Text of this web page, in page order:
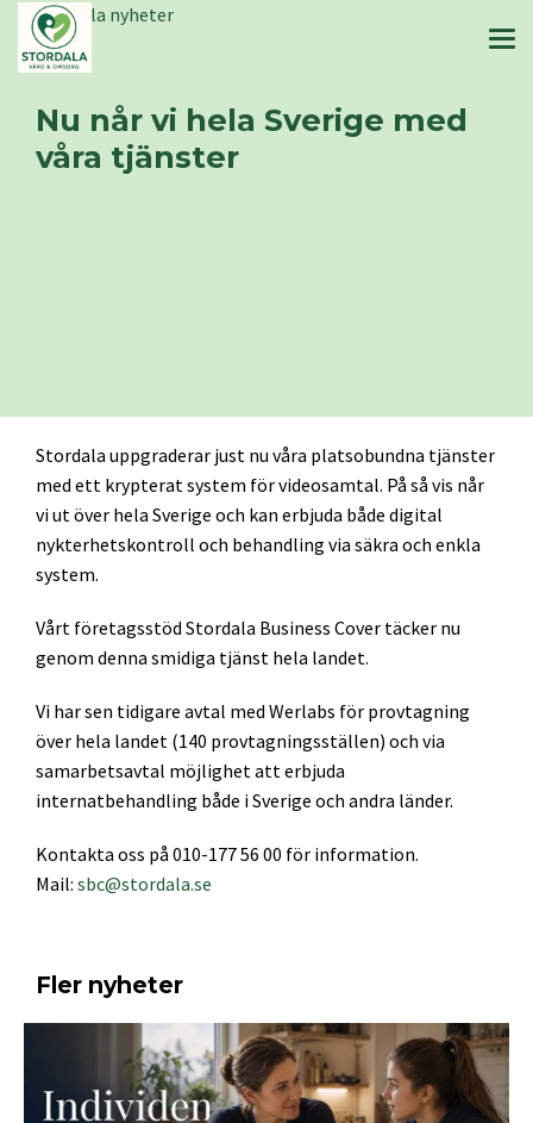
Stordala nyheter
Nu når vi hela Sverige med
våra tjänster
Stordala uppgraderar just nu våra platsobundna tjänster
med ett krypterat system för videosamtal. På så vis når
vi ut över hela Sverige och kan erbjuda både digital
nykterhetskontroll och behandling via säkra och enkla
system.
Vårt företagsstöd Stordala Business Cover täcker nu
genom denna smidiga tjänst hela landet.
Vi har sen tidigare avtal med Werlabs för provtagning
över hela landet (140 provtagningsställen) och via
samarbetsavtal möjlighet att erbjuda
internatbehandling både i Sverige och andra länder.
Kontakta oss på 010-177 56 00 för information.
Mail: sbc@stordala.se
Fler nyheter